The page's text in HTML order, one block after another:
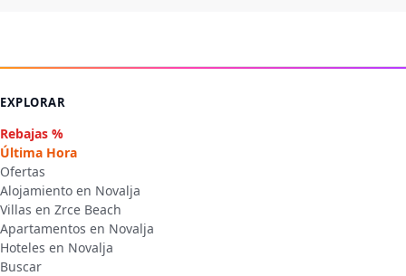
EXPLORAR
Rebajas %
Última Hora
Ofertas
Alojamiento en Novalja
Villas en Zrce Beach
Apartamentos en Novalja
Hoteles en Novalja
Buscar